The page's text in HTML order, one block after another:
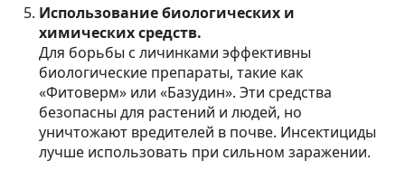
Использование биологических и
химических средств.
Для борьбы с личинками эффективны
биологические препараты, такие как
«Фитоверм» или «Базудин». Эти средства
безопасны для растений и людей, но
уничтожают вредителей в почве. Инсектициды
лучше использовать при сильном заражении.